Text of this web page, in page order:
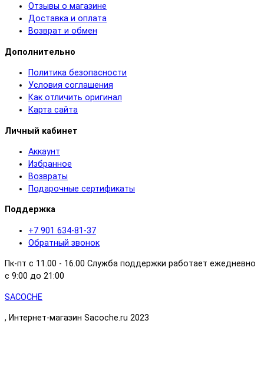
Отзывы о магазине
Доставка и оплата
Возврат и обмен
Дополнительно
Политика безопасности
Условия соглашения
Как отличить оригинал
Карта сайта
Личный кабинет
Аккаунт
Избранное
Возвраты
Подарочные сертификаты
Поддержка
+7 901 634-81-37
Обратный звонок
Пк-пт с 11.00 - 16.00 Служба поддержки работает ежедневно
с 9:00 до 21:00
SACOCHE
, Интернет-магазин Sacoche.ru 2023